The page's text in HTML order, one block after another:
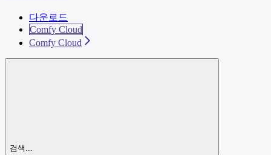
다운로드
Comfy Cloud
Comfy Cloud
검색...